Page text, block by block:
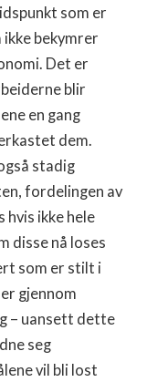
som er
bekymrer
Det er
blir
en gang
dem.
stadig
fordelingen av
hvis ikke hele
disse nå loses
som er stilt i
gjennom
– uansett dette
seg
vil bli lost